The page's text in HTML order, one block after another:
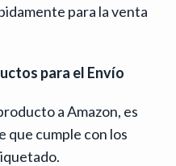
para la venta
para el Envío
a Amazon, es
que cumple con los